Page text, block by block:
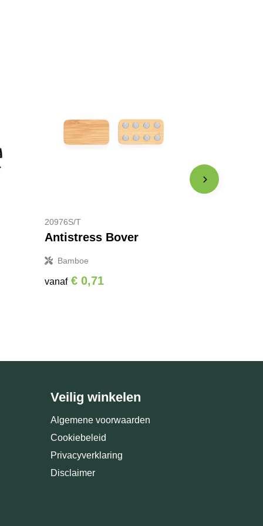
20976S/T
Antistress Bover
Bamboe
vanaf € 0,71
Veilig winkelen
Algemene voorwaarden
Cookiebeleid
Privacyverklaring
Disclaimer